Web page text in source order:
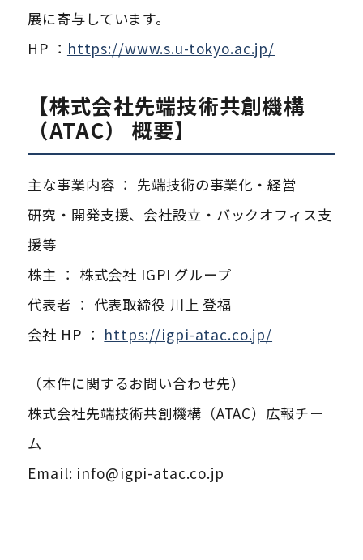
展に寄与しています。
HP ： https://www.s.u-tokyo.ac.jp/
【株式会社先端技術共創機構
（ATAC） 概要】
主な事業内容 ： 先端技術の事業化・経営
研究・開発支援、会社設立・バックオフィス支
援等
株主 ： 株式会社 IGPI グループ
代表者 ： 代表取締役 川上 登福
会社 HP ： https://igpi-atac.co.jp/
（本件に関するお問い合わせ先）
株式会社先端技術共創機構（ATAC）広報チー
ム
Email: info@igpi-atac.co.jp